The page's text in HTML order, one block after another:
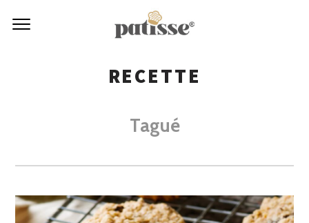
RECETTE
Tagué